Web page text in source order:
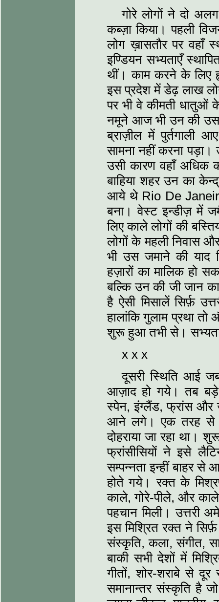
गोरे लोगों ने दो
कब्ज़ा किया। पहली
लोग ख़ासतौर पर वहाँ
इण्डियन सभ्यताएँ
थीं। काम करने के लिए
इस प्रदेश में डेढ़ लाख
पर भी वे कीमती
नमूने आज भी उन की उस
ब्राज़ील में पुर्तगाली
सामना नहीं करना पड़ा।
उसी कारण वहाँ अधिक
बाहिया शहर उन का
आये थे Rio De Janeiro
बना। वेस्ट इन्डीज़ में
लिए काले लोगों की
लोगों के महली निवास
भी उस जमाने की याद
हज़ारों का मालिक हो
बल्कि उन की जी जान
है ऐसी मिसालें सिर्फ़
हालांकि गुलाम प्रथा
शुरू हुआ तभी से।
x x x
दूसरी स्थिति आई
आज़ाद हो गये। तब बड़े
स्पेन, इंग्लैंड, फ्रांस और
आने लगे। एक तरह से
दोहराया जा रहा था।
फ्रांसीसियों ने इसे
सम्पन्नता इन्हीं बाहर से
होते गये। रक्त के
काले, गोरे-पीले, और
पहचान मिली। उत्तरी
इस मिश्रित रक्त ने
संस्कृति, कला, संगीत,
बाकी सभी देशों में
गीतों, शोर-शराबे से
समानान्तर संस्कृति है